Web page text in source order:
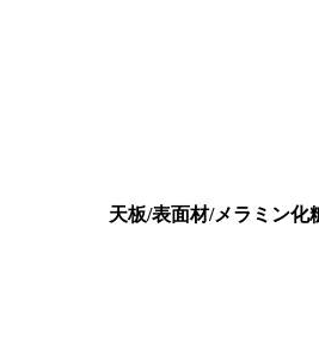
天板/表面材/メラミン